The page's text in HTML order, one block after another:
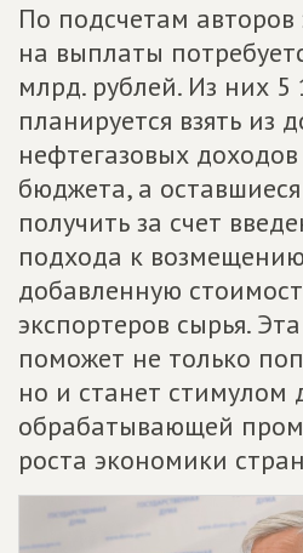
По подсчетам авторов
на выплаты
млрд. рублей. Из них
планируется взять из
нефтегазовых
бюджета, а
получить за счет
подхода к
добавленную
экспортеров сырья.
поможет не только
но и станет стимулом
обрабатывающей
роста экономики